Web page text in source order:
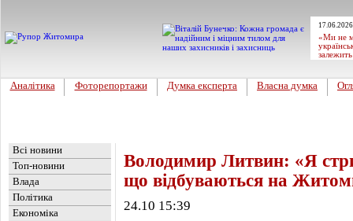
«Ми не
Аналітика Фоторепортажи Думка експерта Власна думка
Всі новини
Топ-новини
Влада
Політика
Економіка
Володимир Литвин: «Я
що відбуваються на
24.10 15:39